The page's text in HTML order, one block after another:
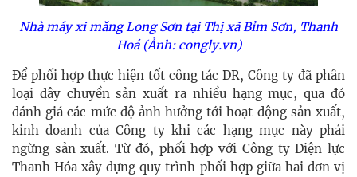
Nhà máy xi măng Long Sơn tại Thị xã Bỉm Sơn, Thanh
Hoá (Ảnh: congly.vn)
Để phối hợp thực hiện tốt công tác DR, Công ty đã phân
loại dây chuyền sản xuất ra nhiều hạng mục, qua đó
đánh giá các mức độ ảnh hưởng tới hoạt động sản xuất,
kinh doanh của Công ty khi các hạng mục này phải
ngừng sản xuất. Từ đó, phối hợp với Công ty Điện lực
Thanh Hóa xây dựng quy trình phối hợp giữa hai đơn vị